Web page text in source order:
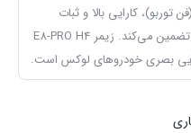
کارایی بالا و ثبات
عملکرد را حتی در استفاده طولانی‌مدت تضمین می‌کند. زیمر E8-PRO H4
بصری خودروهای لوکس است.